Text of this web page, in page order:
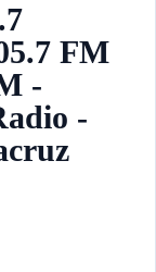
FM
-
-